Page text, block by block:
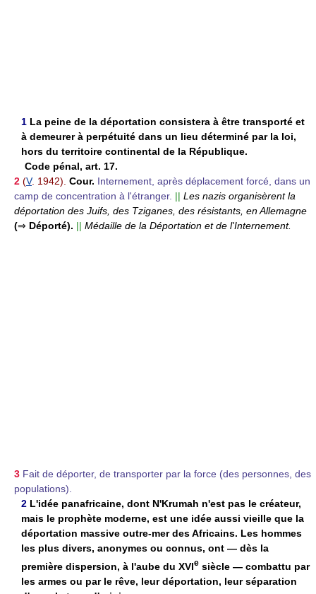
1 La peine de la déportation consistera à être transporté et
à demeurer à perpétuité dans un lieu déterminé par la loi,
hors du territoire continental de la République.
Code pénal, art. 17.
2 (V. 1942). Cour. Internement, après déplacement forcé, dans un
camp de concentration à l'étranger. || Les nazis organisèrent la
déportation des Juifs, des Tziganes, des résistants, en Allemagne
(⇒ Déporté). || Médaille de la Déportation et de l'Internement.
3 Fait de déporter, de transporter par la force (des personnes, des
populations).
2 L'idée panafricaine, dont N'Krumah n'est pas le créateur,
mais le prophète moderne, est une idée aussi vieille que la
déportation massive outre-mer des Africains. Les hommes
les plus divers, anonymes ou connus, ont — dès la
première dispersion, à l'aube du XVIe siècle — combattu par
les armes ou par le rêve, leur déportation, leur séparation